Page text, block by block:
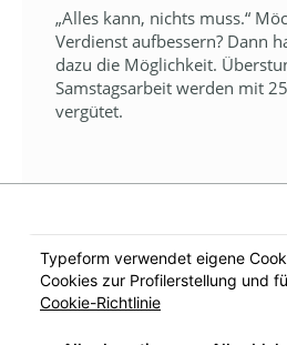
„Alles kann, nichts muss.“
Verdienst aufbessern? Dann
dazu die Möglichkeit.
Samstagsarbeit werden mit
vergütet.